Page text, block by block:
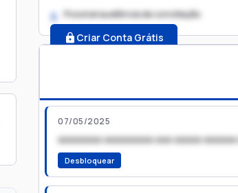
2. Possível audiência de conciliação
Criar Conta Grátis
07/05/2025
xxxxxxxx xxxxxxxxx xxx xxxxx
Desbloquear